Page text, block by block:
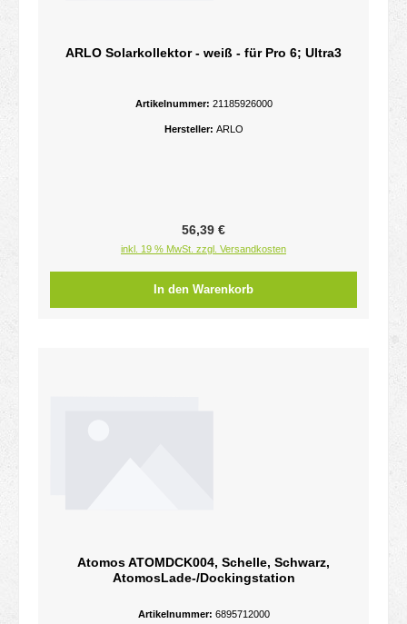
ARLO Solarkollektor - weiß - für Pro 6; Ultra3
Artikelnummer: 21185926000
Hersteller: ARLO
Regulärer Preis:
56,39 €
inkl. 19 % MwSt. zzgl. Versandkosten
In den Warenkorb
Atomos ATOMDCK004, Schelle, Schwarz,
AtomosLade-/Dockingstation
Artikelnummer: 6895712000